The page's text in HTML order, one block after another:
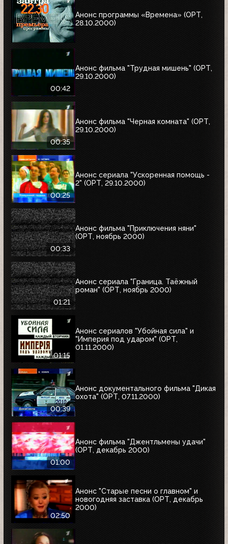
Анонс программы «Времена» (ОРТ,
28.10.2000)
00:42
Анонс фильма "Трудная мишень" (ОРТ,
29.10.2000)
00:35
Анонс фильма "Черная комната" (ОРТ,
29.10.2000)
00:25
Анонс сериала "Ускоренная помощь -
2" (ОРТ, 29.10.2000)
00:33
Анонс фильма "Приключения няни"
(ОРТ, ноябрь 2000)
01:21
Анонс сериала "Граница. Таёжный
роман" (ОРТ, ноябрь 2000)
01:15
Анонс сериалов "Убойная сила" и
"Империя под ударом" (ОРТ,
01.11.2000)
00:39
Анонс документального фильма "Дикая
охота" (ОРТ, 07.11.2000)
01:00
Анонс фильма "Джентльмены удачи"
(ОРТ, декабрь 2000)
02:50
Анонс "Старые песни о главном" и
новогодняя заставка (ОРТ, декабрь
2000)